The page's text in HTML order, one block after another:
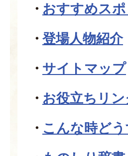
おすすめス
登場人物紹介
サイトマップ
お役立ちリ
こんな時ど